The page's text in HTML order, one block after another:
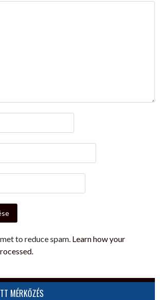
to reduce spam. Learn how your
MÉRKŐZÉS